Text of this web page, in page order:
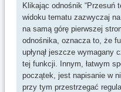
Klikając odnośnik “Przesuń
widoku tematu zazwyczaj
na samą górę pierwszej
odnośnika, oznacza to, że
upłynął jeszcze wymagany
tej funkcji. Innym, łatwym
początek, jest napisanie w
przy tym przestrzegać